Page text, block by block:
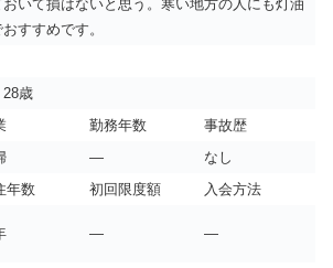
いて損はないと思う。寒い地方の人にも灯油
すすめです。
歳
勤務年数
事故歴
―
なし
年数 初回限度額
入会方法
― ―